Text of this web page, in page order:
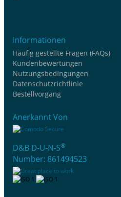
Informationen
Häufig gestellte Fragen (FAQs)
Kundenbewertungen
Nutzungsbedingungen
Datenschutzrichtlinie
Bestellvorgang
Anerkannt Von
D&B D-U-N-S®
Number: 861494523